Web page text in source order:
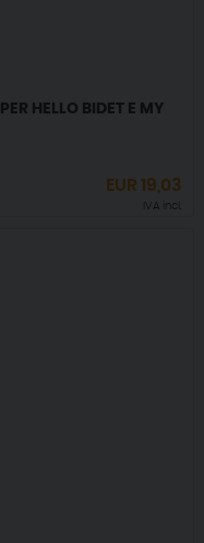
HELLO BIDET E MY
EUR19,03
IVA incl.